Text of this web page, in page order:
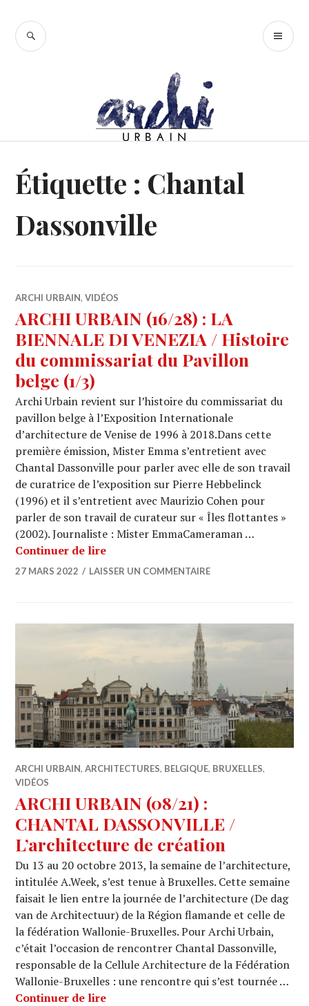
contenu
RECHERCHE
Étiquette : Chantal
Dassonville
ARCHI URBAIN,VIDÉOS
ARCHI URBAIN (16/28) : LA
BIENNALE DI VENEZIA / Histoire
du commissariat du Pavillon
belge (1/3)
Archi Urbain revient sur l’histoire du commissariat du
pavillon belge à l’Exposition Internationale
d’architecture de Venise de 1996 à 2018.Dans cette
première émission, Mister Emma s’entretient avec
Chantal Dassonville pour parler avec elle de son travail
de curatrice de l’exposition sur Pierre Hebbelinck
(1996) et il s’entretient avec Maurizio Cohen pour
parler de son travail de curateur sur « Îles flottantes »
(2002). Journaliste : Mister EmmaCameraman …
Continuer de lireARCHI URBAIN (16/28) : LA
27 MARS 2022 LAISSER UN COMMENTAIRE
ARCHI URBAIN,ARCHITECTURES, BELGIQUE, BRUXELLES,
VIDÉOS
ARCHI URBAIN (08/21) :
CHANTAL DASSONVILLE /
L’architecture de création
Du 13 au 20 octobre 2013, la semaine de l’architecture,
intitulée A.Week, s’est tenue à Bruxelles. Cette semaine
faisait le lien entre la journée de l’architecture (De dag
van de Architectuur) de la Région flamande et celle de
la fédération Wallonie-Bruxelles. Pour Archi Urbain,
c’était l’occasion de rencontrer Chantal Dassonville,
responsable de la Cellule Architecture de la Fédération
Wallonie-Bruxelles : une rencontre qui s’est tournée …
Continuer de lireARCHI URBAIN (08/21) : CHANTAL